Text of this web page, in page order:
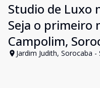
Studio de Luxo
Seja o primeiro
Campolim,
Jardim Judith, Sorocaba -